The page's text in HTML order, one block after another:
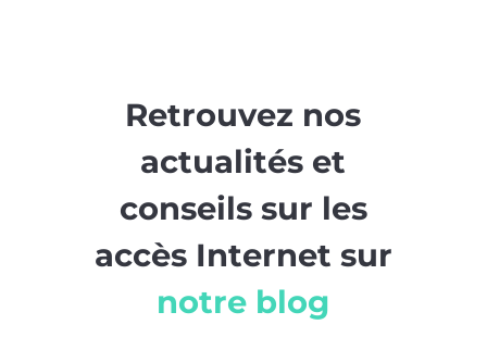
Retrouvez nos
actualités et
conseils sur les
accès Internet sur
notre blog